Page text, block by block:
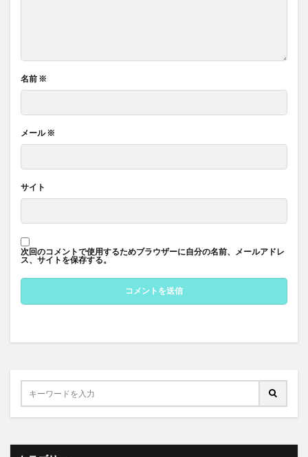
名前 ※
メール※
サイト
次回のコメントで使用するためブラウザーに自分の名前、メールアドレ
ス、サイトを保存する。